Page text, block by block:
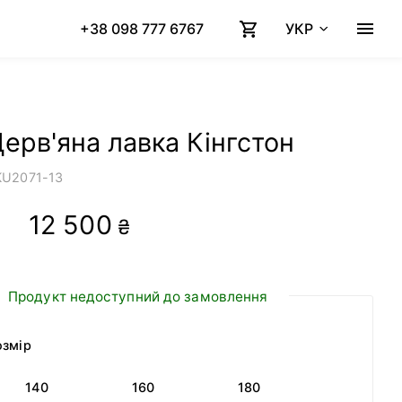
+38 098 777 6767 УКР
лавка Кінгстон
2071-13
12 500 ₴
Продукт недоступний до замовлення
140 160 180